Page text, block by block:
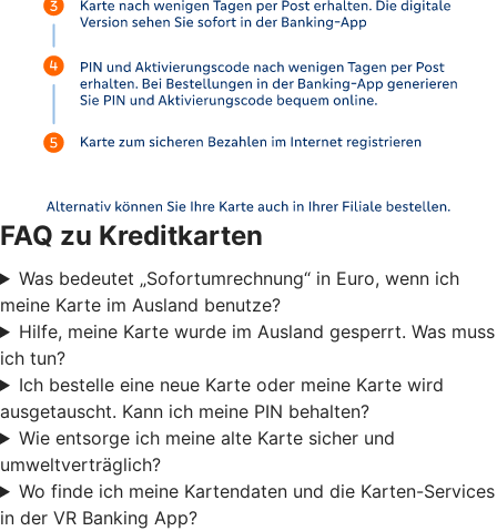
FAQ zu Kreditkarten
Was bedeutet „Sofortumrechnung“ in Euro, wenn ich
meine Karte im Ausland benutze?
Hilfe, meine Karte wurde im Ausland gesperrt. Was muss
ich tun?
Ich bestelle eine neue Karte oder meine Karte wird
ausgetauscht. Kann ich meine PIN behalten?
Wie entsorge ich meine alte Karte sicher und
umweltverträglich?
Wo finde ich meine Kartendaten und die Karten-Services
in der VR Banking App?